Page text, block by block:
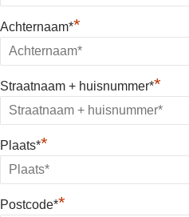
Achternaam**
Straatnaam + huisnummer**
Plaats**
Postcode**